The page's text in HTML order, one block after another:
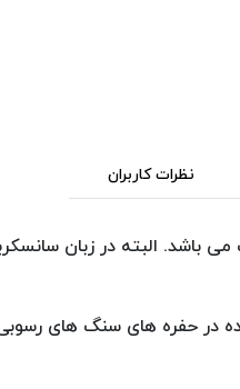
نظرات کاربران
حفره های سنگ های